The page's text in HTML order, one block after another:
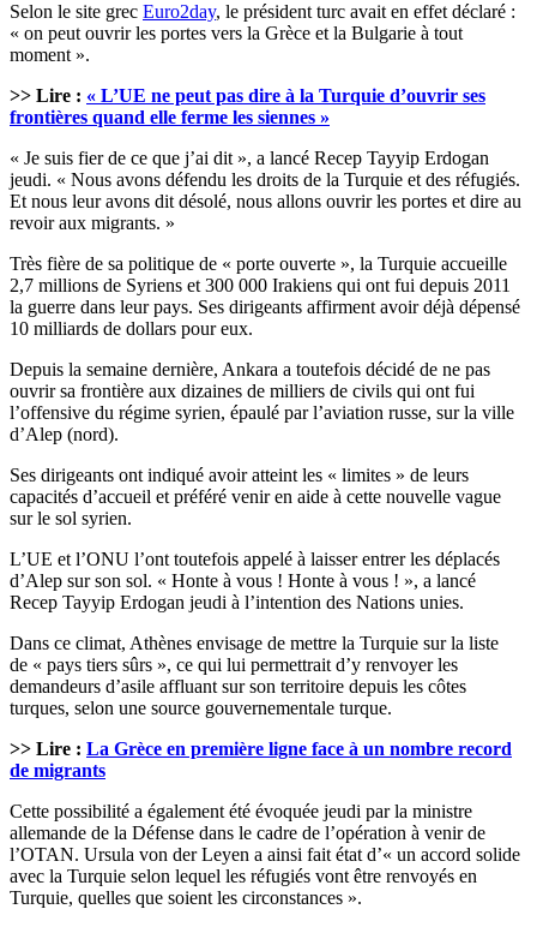
Selon le site grec Euro2day, le président turc avait en effet déclaré :
« on peut ouvrir les portes vers la Grèce et la Bulgarie à tout
moment ».
>> Lire : « L’UE ne peut pas dire à la Turquie d’ouvrir ses
frontières quand elle ferme les siennes »
« Je suis fier de ce que j’ai dit », a lancé Recep Tayyip Erdogan
jeudi. « Nous avons défendu les droits de la Turquie et des réfugiés.
Et nous leur avons dit désolé, nous allons ouvrir les portes et dire au
revoir aux migrants. »
Très fière de sa politique de « porte ouverte », la Turquie accueille
2,7 millions de Syriens et 300 000 Irakiens qui ont fui depuis 2011
la guerre dans leur pays. Ses dirigeants affirment avoir déjà dépensé
10 milliards de dollars pour eux.
Depuis la semaine dernière, Ankara a toutefois décidé de ne pas
ouvrir sa frontière aux dizaines de milliers de civils qui ont fui
l’offensive du régime syrien, épaulé par l’aviation russe, sur la ville
d’Alep (nord).
Ses dirigeants ont indiqué avoir atteint les « limites » de leurs
capacités d’accueil et préféré venir en aide à cette nouvelle vague
sur le sol syrien.
L’UE et l’ONU l’ont toutefois appelé à laisser entrer les déplacés
d’Alep sur son sol. « Honte à vous ! Honte à vous ! », a lancé
Recep Tayyip Erdogan jeudi à l’intention des Nations unies.
Dans ce climat, Athènes envisage de mettre la Turquie sur la liste
de « pays tiers sûrs », ce qui lui permettrait d’y renvoyer les
demandeurs d’asile affluant sur son territoire depuis les côtes
turques, selon une source gouvernementale turque.
>> Lire : La Grèce en première ligne face à un nombre record
de migrants
Cette possibilité a également été évoquée jeudi par la ministre
allemande de la Défense dans le cadre de l’opération à venir de
l’OTAN. Ursula von der Leyen a ainsi fait état d’« un accord solide
avec la Turquie selon lequel les réfugiés vont être renvoyés en
Turquie, quelles que soient les circonstances ».